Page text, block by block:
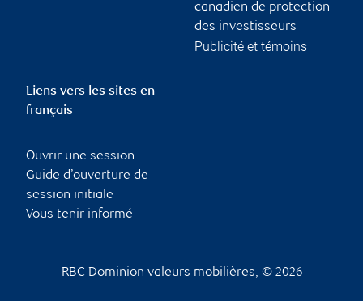
canadien de protection
des investisseurs
Publicité et témoins
Liens vers les sites en
français
Ouvrir une session
Guide d’ouverture de
session initiale
Vous tenir informé
RBC Dominion valeurs mobilières, © 2026